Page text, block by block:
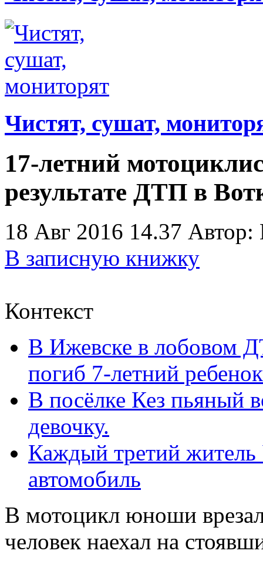
Чистят, сушат,
17-летний
результате ДТП в
18 Авг 2016 14.37 Автор:
В записную книжку
Контекст
В Ижевске в лобовом
погиб 7-летний ребенок
В посёлке Кез пьяный
девочку.
Каждый третий
автомобиль
В мотоцикл юноши
человек наехал на